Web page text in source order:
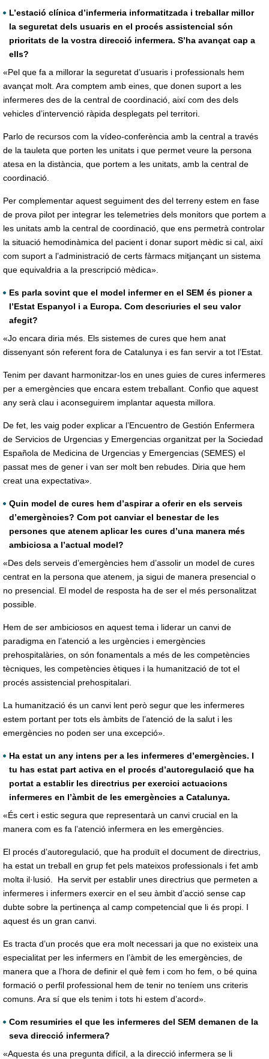
L’estació clínica d’infermeria informatitzada i treballar millor
la seguretat dels usuaris en el procés assistencial són
prioritats de la vostra direcció infermera. S’ha avançat cap a
ells?
«Pel que fa a millorar la seguretat d’usuaris i professionals hem
avançat molt. Ara comptem amb eines, que donen suport a les
infermeres des de la central de coordinació, així com des dels
vehicles d’intervenció ràpida desplegats pel territori.
Parlo de recursos com la vídeo-conferència amb la central a través
de la tauleta que porten les unitats i que permet veure la persona
atesa en la distància, que portem a les unitats, amb la central de
coordinació.
Per complementar aquest seguiment des del terreny estem en fase
de prova pilot per integrar les telemetries dels monitors que portem a
les unitats amb la central de coordinació, que ens permetrà controlar
la situació hemodinàmica del pacient i donar suport mèdic si cal, així
com suport a l’administració de certs fàrmacs mitjançant un sistema
que equivaldria a la prescripció mèdica».
Es parla sovint que el model infermer en el SEM és pioner a
l’Estat Espanyol i a Europa. Com descriuries el seu valor
afegit?
«Jo encara diria més. Els sistemes de cures que hem anat
dissenyant són referent fora de Catalunya i es fan servir a tot l’Estat.
Tenim per davant harmonitzar-los en unes guies de cures infermeres
per a emergències que encara estem treballant. Confio que aquest
any serà clau i aconseguirem implantar aquesta millora.
De fet, les vaig poder explicar a l’Encuentro de Gestión Enfermera
de Servicios de Urgencias y Emergencias organitzat per la Sociedad
Española de Medicina de Urgencias y Emergencias (SEMES) el
passat mes de gener i van ser molt ben rebudes. Diria que hem
creat una expectativa».
Quin model de cures hem d’aspirar a oferir en els serveis
d’emergències? Com pot canviar el benestar de les
persones que atenem aplicar les cures d’una manera més
ambiciosa a l’actual model?
«Des dels serveis d’emergències hem d’assolir un model de cures
centrat en la persona que atenem, ja sigui de manera presencial o
no presencial. El model de resposta ha de ser el més personalitzat
possible.
Hem de ser ambiciosos en aquest tema i liderar un canvi de
paradigma en l’atenció a les urgències i emergències
prehospitalàries, on són fonamentals a més de les competències
tècniques, les competències ètiques i la humanització de tot el
procés assistencial prehospitalari.
La humanització és un canvi lent però segur que les infermeres
estem portant per tots els àmbits de l’atenció de la salut i les
emergències no poden ser una excepció».
Ha estat un any intens per a les infermeres d’emergències. I
tu has estat part activa en el procés d’autoregulació que ha
portat a establir les directrius per exercici actuacions
infermeres en l’àmbit de les emergències a Catalunya.
«És cert i estic segura que representarà un canvi crucial en la
manera com es fa l’atenció infermera en les emergències.
El procés d’autoregulació, que ha produït el document de directrius,
ha estat un treball en grup fet pels mateixos professionals i fet amb
molta il·lusió. Ha servit per establir unes directrius que permeten a
infermeres i infermers exercir en el seu àmbit d’acció sense cap
dubte sobre la pertinença al camp competencial que li és propi. I
aquest és un gran canvi.
Es tracta d’un procés que era molt necessari ja que no existeix una
especialitat per les infermers en l’àmbit de les emergències, de
manera que a l’hora de definir el què fem i com ho fem, o bé quina
formació o perfil professional hem de tenir no teníem uns criteris
comuns. Ara sí que els tenim i tots hi estem d’acord».
Com resumiries el que les infermeres del SEM demanen de la
seva direcció infermera?
«Aquesta és una pregunta difícil, a la direcció infermera se li